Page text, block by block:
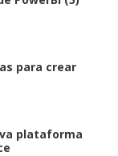
para crear
plataforma